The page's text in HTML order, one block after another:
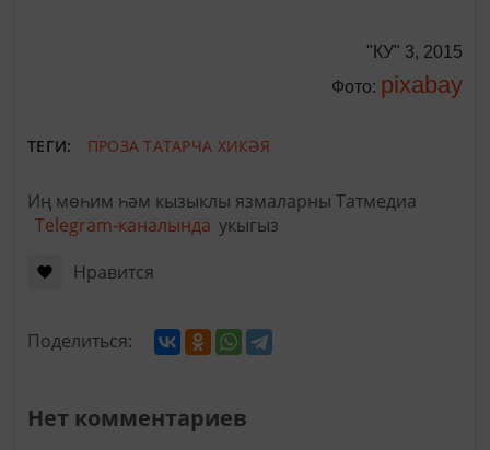
"КУ" 3, 2015
Фото: pixabay
ТЕГИ: ПРОЗА ТАТАРЧА ХИКӘЯ
Иң мөһим һәм кызыклы язмаларны Татмедиа
Telegram-каналында укыгыз
Нравится
Поделиться:
Нет комментариев